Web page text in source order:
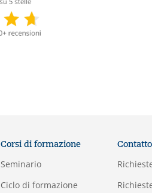
Corsi di formazione
Seminario
Ciclo di formazione
Contatto